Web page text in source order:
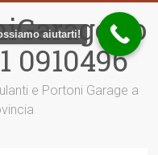
0910496
e Portoni Garage a
aiutarti!